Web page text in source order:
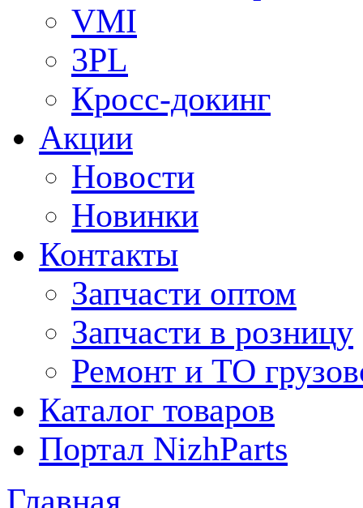
VMI
3PL
Кросс-докинг
Акции
Новости
Новинки
Контакты
Запчасти оптом
Запчасти в розницу
Ремонт и ТО
Каталог товаров
Портал NizhParts